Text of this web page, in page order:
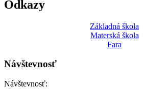
Odkazy
Základná škola
Materská škola
Fara
Návštevnosť
Návštevnosť: